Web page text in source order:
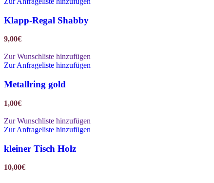
Klapp-Regal Shabby
9,00€
Zur Wunschliste hinzufügen
Zur Anfrageliste hinzufügen
Metallring gold
1,00€
Zur Wunschliste hinzufügen
Zur Anfrageliste hinzufügen
kleiner Tisch Holz
10,00€